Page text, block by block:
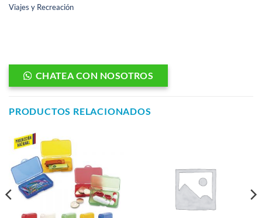
Viajes y Recreación
CHATEA CON NOSOTROS
PRODUCTOS RELACIONADOS